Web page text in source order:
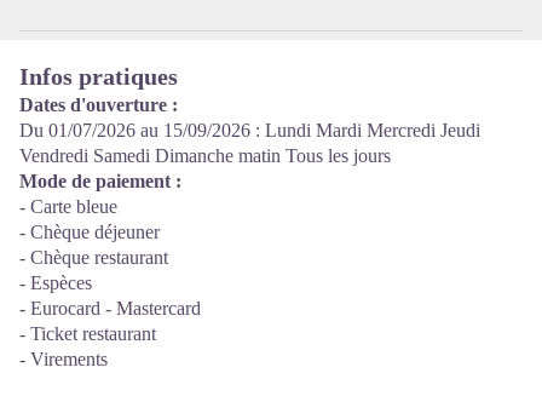
Infos pratiques
Dates d'ouverture :
Du 01/07/2026 au 15/09/2026 : Lundi Mardi Mercredi Jeudi
Vendredi Samedi Dimanche matin Tous les jours
Mode de paiement :
- Carte bleue
- Chèque déjeuner
- Chèque restaurant
- Espèces
- Eurocard - Mastercard
- Ticket restaurant
- Virements